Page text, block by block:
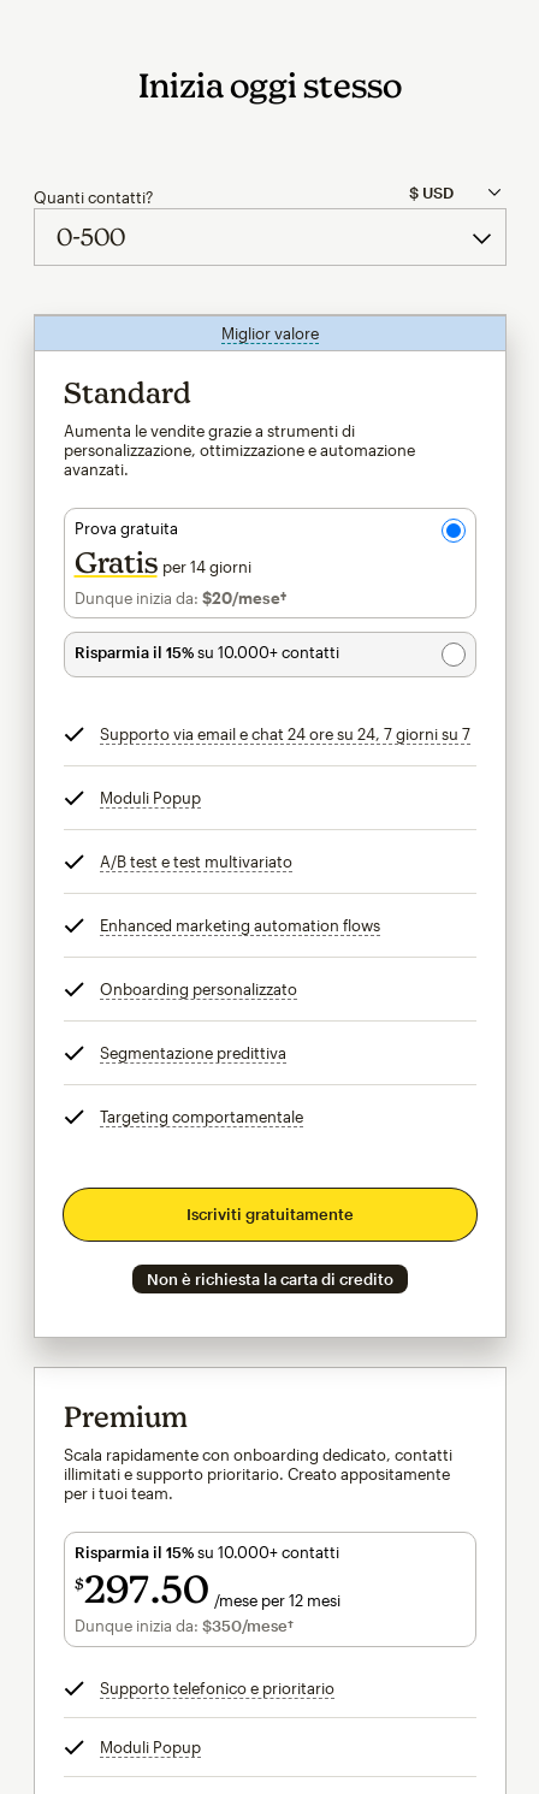
Inizia oggi stesso
Quanti contatti?
Miglior valoretooltip
Standard
Aumenta le vendite grazie a strumenti di
personalizzazione, ottimizzazione e automazione
avanzati.
Prova gratuita
Gratis per 14 giorni
Dunque inizia da: $20/mese†al mese†
Risparmia il 15%su 10.000+ contatti
Supporto via email e chat 24 ore su 24, 7 giorni su 7tooltip
Moduli Popuptooltip
A/B test e test multivariatotooltip
Enhanced marketing automation flowstooltip
Onboarding personalizzatotooltip
Segmentazione predittiva
Targeting comportamentaletooltip
Iscriviti gratuitamente
Non è richiesta la carta di credito
Premium
Scala rapidamente con onboarding dedicato, contatti
illimitati e supporto prioritario. Creato appositamente
per i tuoi team.
Risparmia il 15%su 10.000+ contatti
$297 50 /mese per 12 mesi
$297.50 al mese per 12 mesi
Dunque inizia da: $350/mese†al mese†
Supporto telefonico e prioritariotooltip
Moduli Popuptooltip